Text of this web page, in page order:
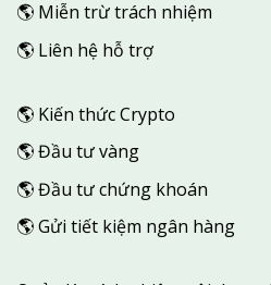
🌎 Miễn trừ trách nhiệm
🌎 Liên hệ hỗ trợ
🌎 Kiến thức Crypto
🌎Đầu tư vàng
🌎Đầu tư chứng khoán
🌎Gửi tiết kiệm ngân hàng